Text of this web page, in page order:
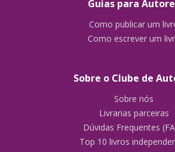
Guias para
Como publicar um
Como escrever um
Sobre o Clube de
Sobre nós
Livrarias parceiras
Dúvidas Frequentes
Top 10 livros